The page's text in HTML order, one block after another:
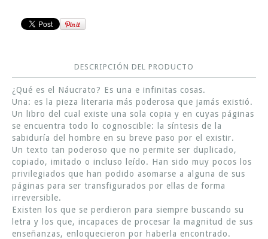
DESCRIPCIÓN DEL PRODUCTO
¿Qué es el Náucrato? Es una e infinitas cosas.
Una: es la pieza literaria más poderosa que jamás existió.
Un libro del cual existe una sola copia y en cuyas páginas
se encuentra todo lo cognoscible: la síntesis de la
sabiduría del hombre en su breve paso por el existir.
Un texto tan poderoso que no permite ser duplicado,
copiado, imitado o incluso leído. Han sido muy pocos los
privilegiados que han podido asomarse a alguna de sus
páginas para ser transfigurados por ellas de forma
irreversible.
Existen los que se perdieron para siempre buscando su
letra y los que, incapaces de procesar la magnitud de sus
enseñanzas, enloquecieron por haberla encontrado.